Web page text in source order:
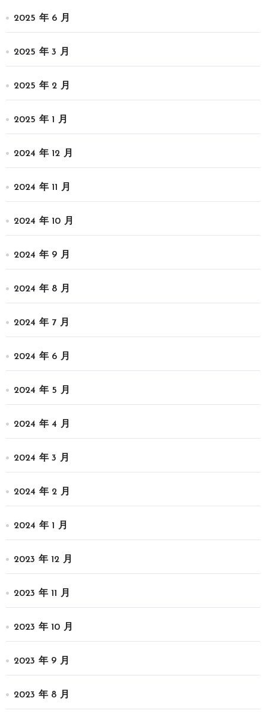
2025 年 6 月
2025 年 3 月
2025 年 2 月
2025 年 1 月
2024 年 12 月
2024 年 11 月
2024 年 10 月
2024 年 9 月
2024 年 8 月
2024 年 7 月
2024 年 6 月
2024 年 5 月
2024 年 4 月
2024 年 3 月
2024 年 2 月
2024 年 1 月
2023 年 12 月
2023 年 11 月
2023 年 10 月
2023 年 9 月
2023 年 8 月